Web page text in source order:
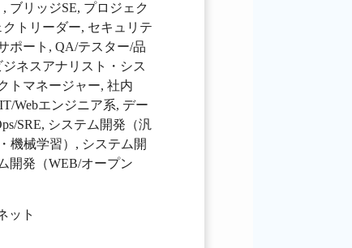
, ブリッジSE, プロジェク
クトリーダー, セキュリテ
ポート , QA/テスター/品
ジネスアナリスト・シス
トマネージャー, 社内
Webエンジニア系, デー
SRE, システム開発（汎
機械学習） , システム開
開発（WEB/オープン
ット